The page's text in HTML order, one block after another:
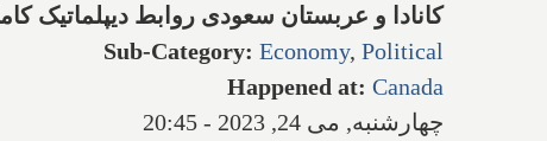
کانادا و عربستان سعودی روابط دیپلماتیک
Sub-Category: Economy, Political
Happened at: Canada
چهارشنبه, می 24, 2023 - 20:45